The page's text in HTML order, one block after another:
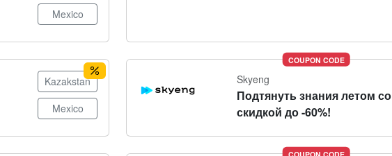
Mexico
Kazakstan
Mexico
COUPON CODE
Skyeng
Подтянуть знания летом со
скидкой до -60%!
COUPON CODE